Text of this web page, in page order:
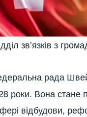
зв’язків з
рада
роки. Вона стане
відбудови,